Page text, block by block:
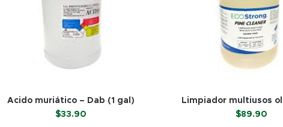
Acido muriático – Dab (1 gal)
$33.90
Limpiador multiusos
Ecostrong (1
$89.90